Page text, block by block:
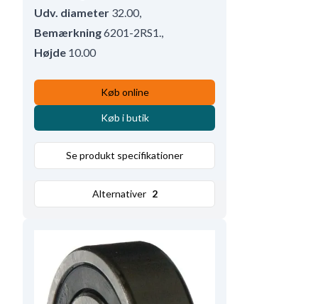
Udv. diameter 32.00,
Bemærkning6201-2RS1.
Højde 10.00
Køb online
Køb i butik
Se produkt specifikationer
Alternativer 2